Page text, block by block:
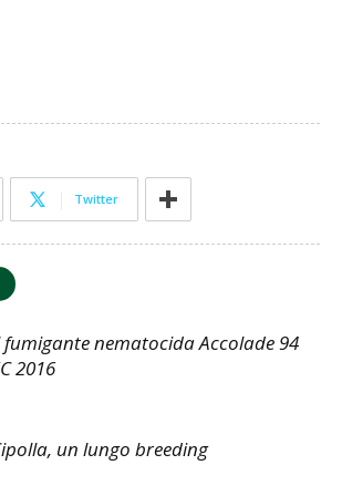
Twitter
fumigante nematocida Accolade 94
2016
un lungo breeding